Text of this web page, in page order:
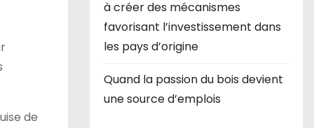
de
à créer des mécanismes
favorisant l’investissement dans
les pays d’origine
Quand la passion du bois devient
une source d’emplois